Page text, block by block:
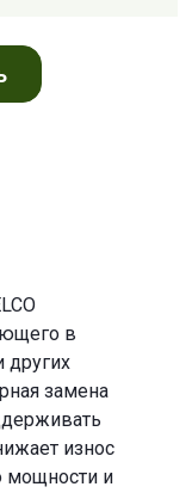
в
других
замена
износ
мощности и